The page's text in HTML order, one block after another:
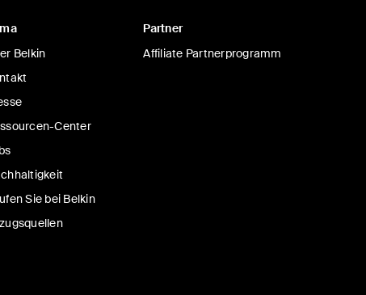
Belkin
Center
Sie bei Belkin
Partner
Affiliate Partnerprogramm